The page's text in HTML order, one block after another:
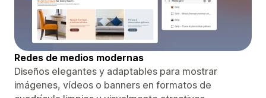
Redes de medios modernas
Diseños elegantes y adaptables para mostrar
imágenes, vídeos o banners en formatos de